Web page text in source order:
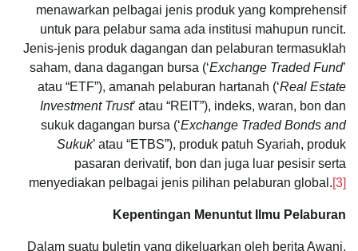
menawarkan pelbagai jenis produk yang komprehensif
untuk para pelabur sama ada institusi mahupun runcit.
Jenis-jenis produk dagangan dan pelaburan termasuklah
saham, dana dagangan bursa (‘Exchange Traded Fund’
atau “ETF”), amanah pelaburan hartanah (‘Real Estate
Investment Trust’ atau “REIT”), indeks, waran, bon dan
sukuk dagangan bursa (‘Exchange Traded Bonds and
Sukuk’ atau “ETBS”), produk patuh Syariah, produk
pasaran derivatif, bon dan juga luar pesisir serta
menyediakan pelbagai jenis pilihan pelaburan global.[3]
Kepentingan Menuntut Ilmu Pelaburan
Dalam suatu buletin yang dikeluarkan oleh berita Awani,